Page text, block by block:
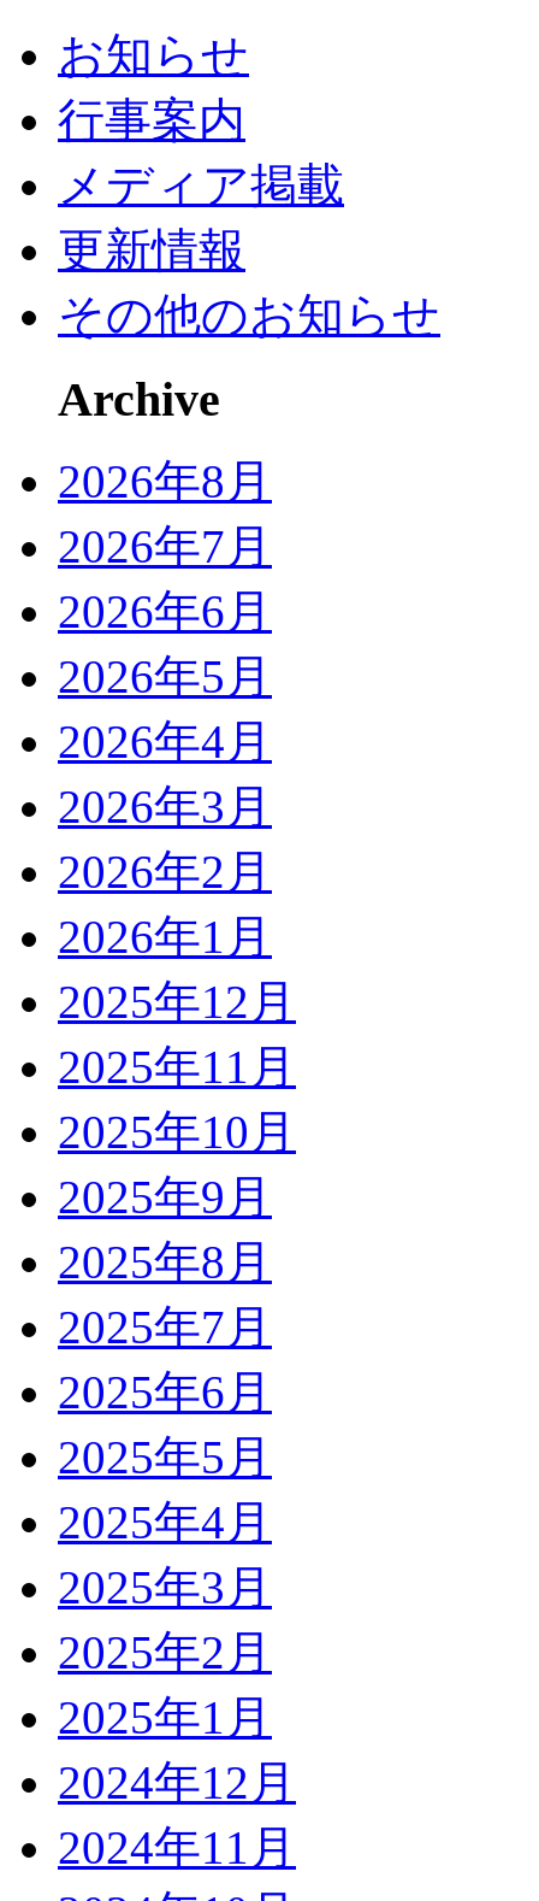
お知らせ
行事案内
メディア掲載
更新情報
その他のお知らせ
Archive
2026年8月
2026年7月
2026年6月
2026年5月
2026年4月
2026年3月
2026年2月
2026年1月
2025年12月
2025年11月
2025年10月
2025年9月
2025年8月
2025年7月
2025年6月
2025年5月
2025年4月
2025年3月
2025年2月
2025年1月
2024年12月
2024年11月